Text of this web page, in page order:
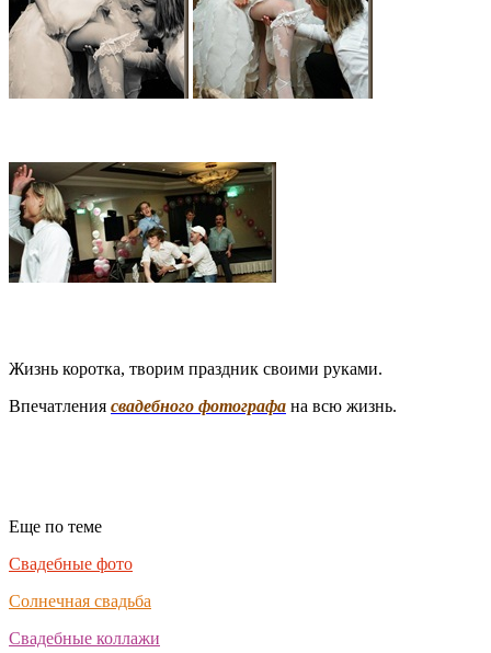
Жизнь коротка, творим праздник своими руками.
Впечатления свадебного фотографа на всю жизнь.
Еще по теме
Свадебные фото
Солнечная свадьба
Свадебные коллажи